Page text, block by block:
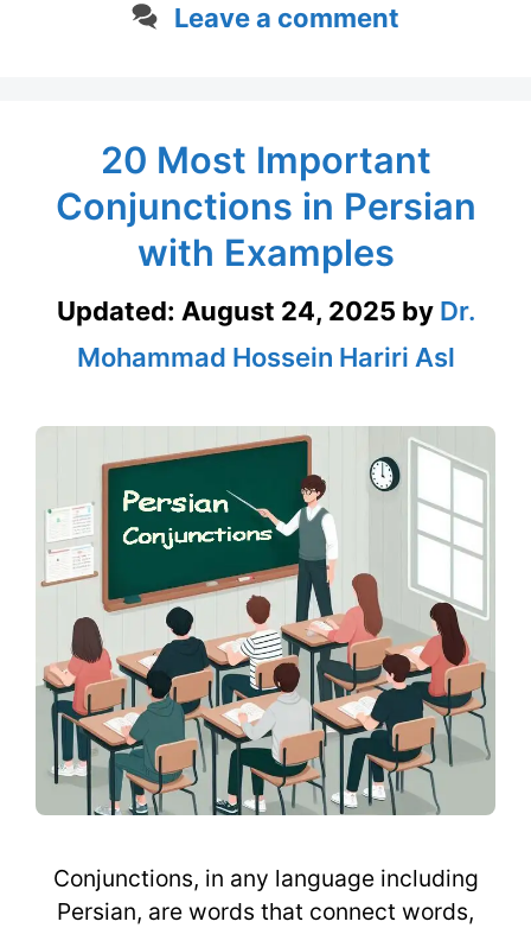
Leave a comment
20 Most Important
Conjunctions in Persian
with Examples
Updated: August 24, 2025 by Dr.
Mohammad Hossein Hariri Asl
Conjunctions, in any language including
Persian, are words that connect words,